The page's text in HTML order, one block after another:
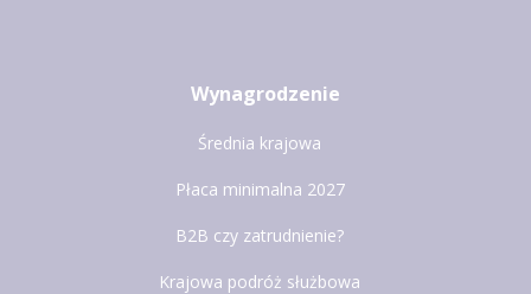
Wynagrodzenie
Średnia krajowa
Płaca minimalna 2027
B2B czy zatrudnienie?
Krajowa podróż służbowa